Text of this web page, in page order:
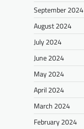
September 2024
August 2024
July 2024
June 2024
May 2024
April 2024
March 2024
February 2024